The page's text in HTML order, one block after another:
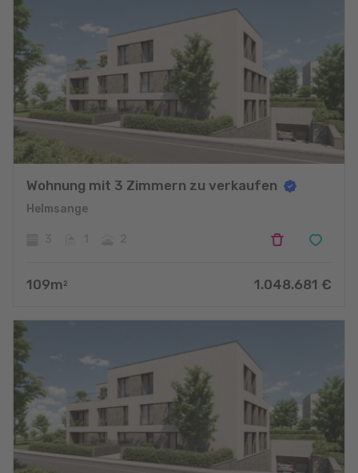
Wohnung mit 3 Zimmern zu verkaufen
Helmsange
109m 2 1.048.681 €